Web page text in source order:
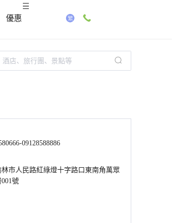
優惠
09128588886
林市人民路紅綠燈十字路口東南角萬眾
號